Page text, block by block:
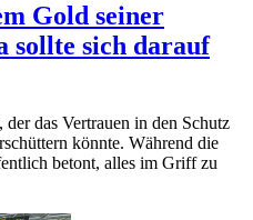
Gold seiner
sollte sich darauf
das Vertrauen in den Schutz
könnte. Während die
betont, alles im Griff zu